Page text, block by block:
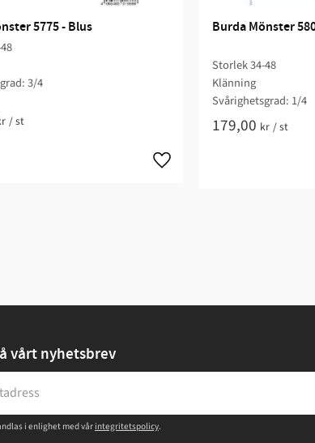
5775 - Blus
3/4​
/st
Burda Mönster
Storlek 34-48
Klänning
Svårighetsgrad: 1/4​
179,00 kr /st
vårt nyhetsbrev
i enlighet med vårintegritetspolicy.